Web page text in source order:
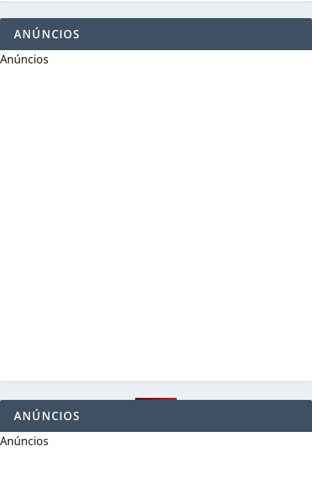
ANÚNCIOS
Anúncios
ANÚNCIOS
Anúncios